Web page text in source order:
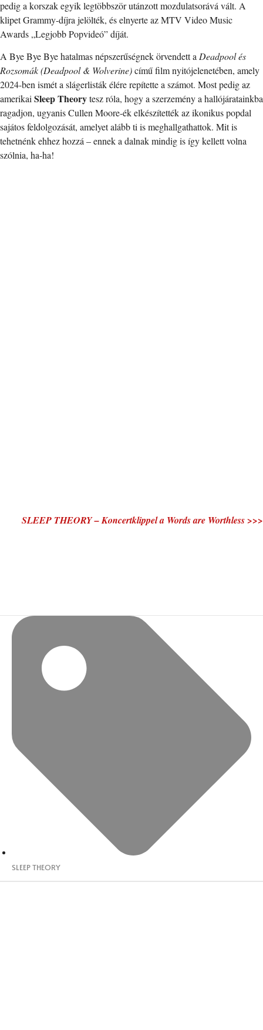
pedig a korszak egyik legtöbbször utánzott mozdulatsorává vált. A
klipet Grammy-díjra jelölték, és elnyerte az MTV Video Music
Awards „Legjobb Popvideó” díját.
A Bye Bye Bye hatalmas népszerűségnek örvendett a Deadpool és
Rozsomák (Deadpool & Wolverine)című film nyitójelenetében, amely
2024-ben ismét a slágerlisták élére repítette a számot. Most pedig az
amerikai Sleep Theorytesz róla, hogy a szerzemény a hallójáratainkba
ragadjon, ugyanis Cullen Moore-ék elkészítették az ikonikus popdal
sajátos feldolgozását, amelyet alább ti is meghallgathattok. Mit is
tehetnénk ehhez hozzá – ennek a dalnak mindig is így kellett volna
szólnia, ha-ha!
SLEEP THEORY – Koncertklippel a Words are Worthless >>>
SLEEP THEORY